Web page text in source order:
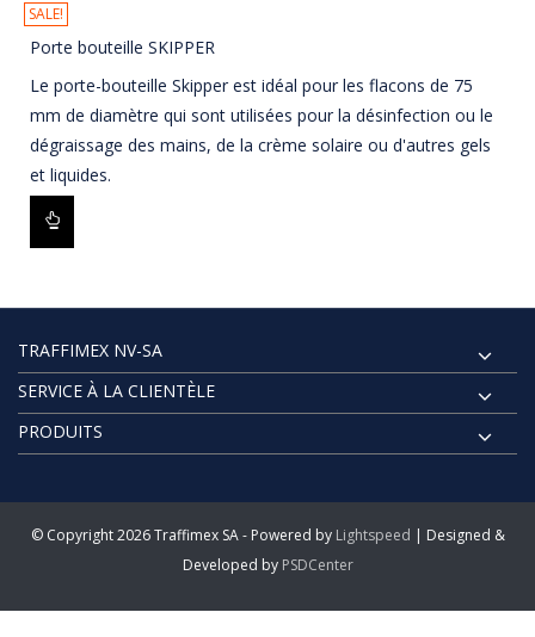
SALE!
Porte bouteille SKIPPER
Le porte-bouteille Skipper est idéal pour les flacons de 75
mm de diamètre qui sont utilisées pour la désinfection ou le
dégraissage des mains, de la crème solaire ou d'autres gels
et liquides.
TRAFFIMEX NV-SA
SERVICE À LA CLIENTÈLE
PRODUITS
© Copyright 2026 Traffimex SA - Powered by Lightspeed | Designed &
Developed by PSDCenter